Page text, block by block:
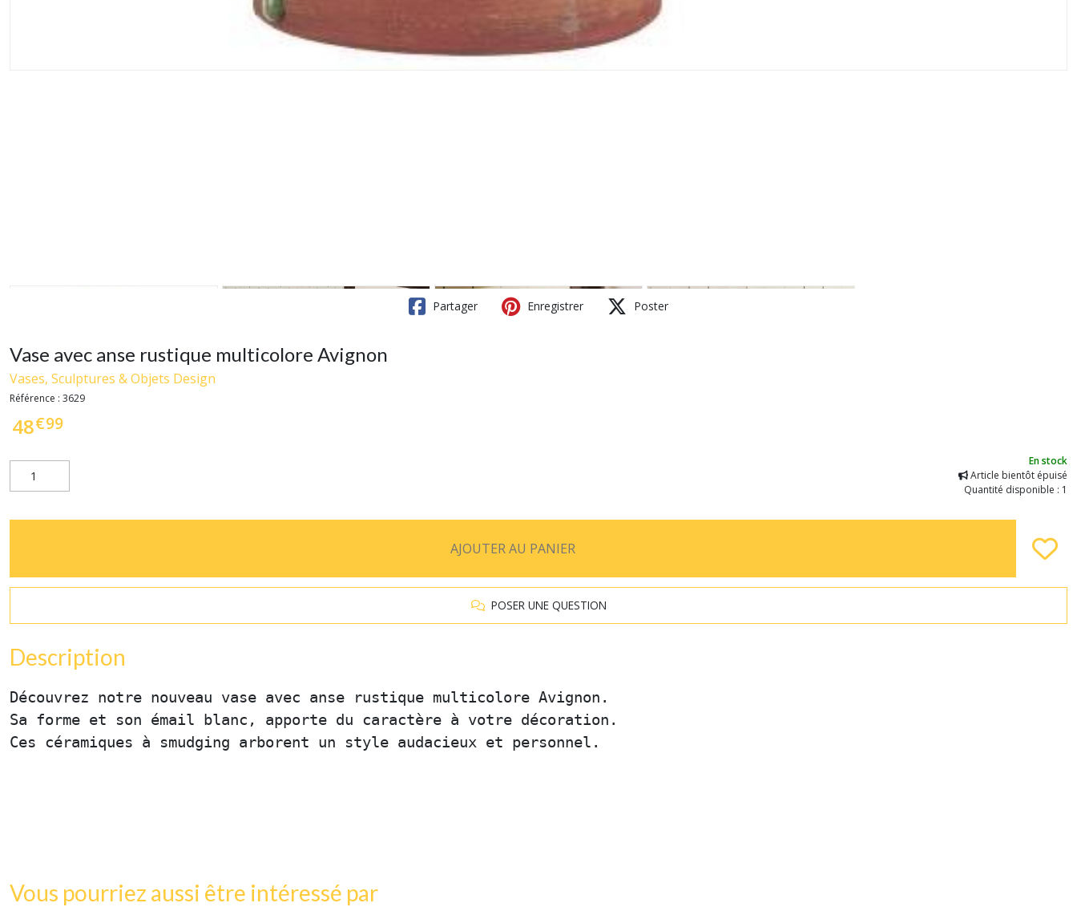
Partager Enregistrer Poster
Vase avec anse rustique multicolore Avignon
Vases, Sculptures & Objets Design
Référence : 3629
48€99
En stock
Article bientôt épuisé
Quantité disponible : 1
AJOUTER AU PANIER
POSER UNE QUESTION
Description
Découvrez notre nouveau vase avec anse rustique multicolore Avignon.
Sa forme et son émail blanc, apporte du caractère à votre décoration.
Ces céramiques à smudging arborent un style audacieux et personnel.
Vous pourriez aussi être intéressé par